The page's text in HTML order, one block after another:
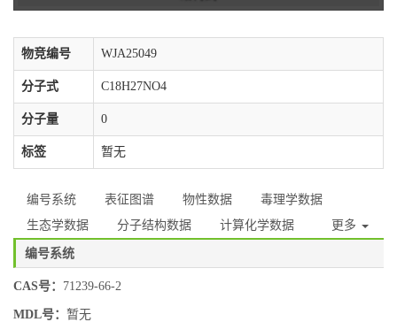
物竞编号 WJA25049
分子式 C18H27NO4
分子量 0
标签 暂无
编号系统 表征图谱 物性数据
毒理学数据
生态学数据
分子结构数据 计算化学数据 更多
编号系统
CAS号： 71239-66-2
MDL号： 暂无